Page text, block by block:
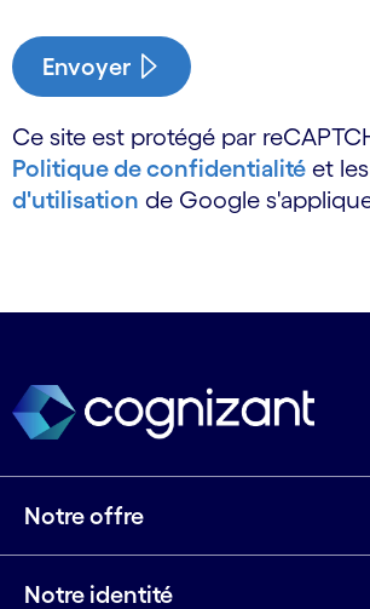
Envoyer
Ce site est protégé par
Politique de confidentialité et les
d'utilisation de Google
Notre offre
Notre identité